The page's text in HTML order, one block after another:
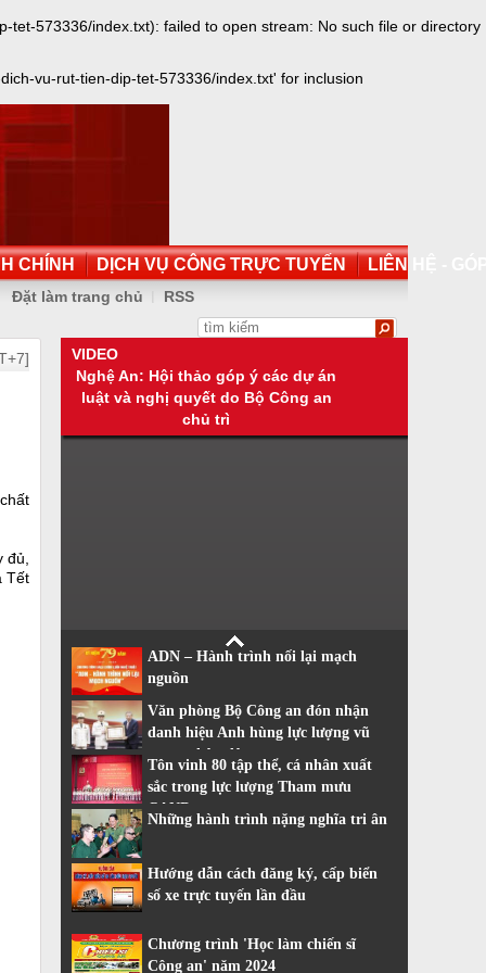
573336/index.txt): failed to open stream: No such file or directory
vu-rut-tien-dip-tet-573336/index.txt' for inclusion
CHÍNH DỊCH VỤ CÔNG TRỰC TUYẾN LIÊN HỆ -
Đặt làm trang chủ RSS
Tết
VIDEO
Nghệ An: Hội thảo góp ý các dự án
luật và nghị quyết do Bộ Công an
chủ trì
ADN – Hành trình nối lại mạch
nguồn
Văn phòng Bộ Công an đón nhận
danh hiệu Anh hùng lực lượng vũ
trang nhân dân
Tôn vinh 80 tập thể, cá nhân xuất
sắc trong lực lượng Tham mưu
CAND
Những hành trình nặng nghĩa tri ân
Hướng dẫn cách đăng ký, cấp biển
số xe trực tuyến lần đầu
Chương trình 'Học làm chiến sĩ
Công an' năm 2024